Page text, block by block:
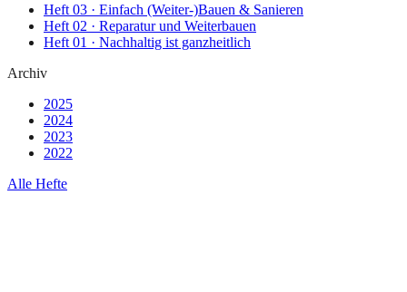
Heft 03 · Einfach (Weiter-)Bauen & Sanieren
Heft 02 · Reparatur und Weiterbauen
Heft 01 · Nachhaltig ist ganzheitlich
Archiv
2025
2024
2023
2022
Alle Hefte